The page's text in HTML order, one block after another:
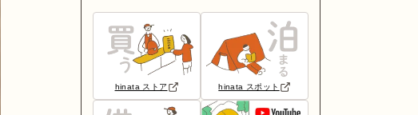
hinata ストア hinata スポット